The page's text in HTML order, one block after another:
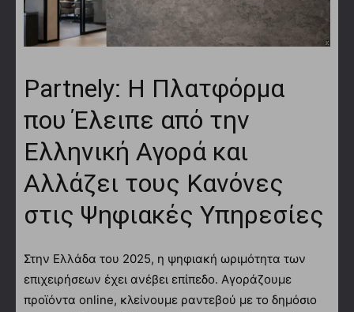
Partnely: Η Πλατφόρμα
που Έλειπε από την
Ελληνική Αγορά και
Αλλάζει τους Κανόνες
στις Ψηφιακές Υπηρεσίες
Στην Ελλάδα του 2025, η ψηφιακή ωριμότητα των
επιχειρήσεων έχει ανέβει επίπεδο. Αγοράζουμε
προϊόντα online, κλείνουμε ραντεβού με το δημόσιο